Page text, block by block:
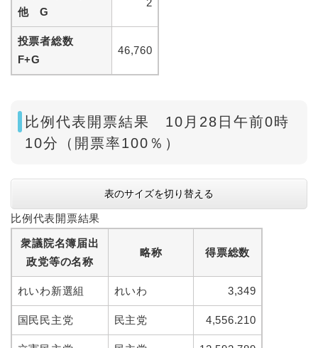
他 G
2
投票者総数
F+G
46,760
比例代表開票結果 10月28日午前0時
10分（開票率100％）
表のサイズを切り替える
比例代表開票結果
衆議院名簿届出
政党等の名称
略称 得票総数
れいわ新選組 れいわ 3,349
国民民主党 民主党 4,556.210